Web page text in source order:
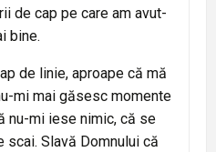
de cap pe care am avut-
bine.
de linie, aproape că mă
mi mai găsesc momente
nu-mi iese nimic, că se
scai. Slavă Domnului că